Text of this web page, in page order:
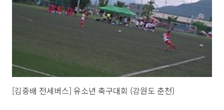
[김중배 전세버스] 유소년 축구대회 (강원도 춘천)